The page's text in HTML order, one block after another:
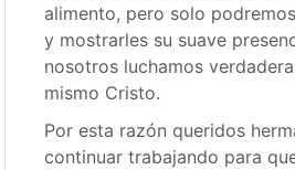
alimento, pero solo
y mostrarles su suave
nosotros luchamos
mismo Cristo.
Por esta razón queridos
continuar trabajando para